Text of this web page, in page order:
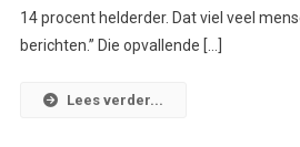
14 procent helderder. Dat viel veel
berichten.” Die opvallende […]
Lees verder...